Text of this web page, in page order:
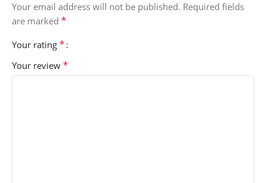
Your email address will not be published. Required fields
are marked *
Your rating *
Your review *